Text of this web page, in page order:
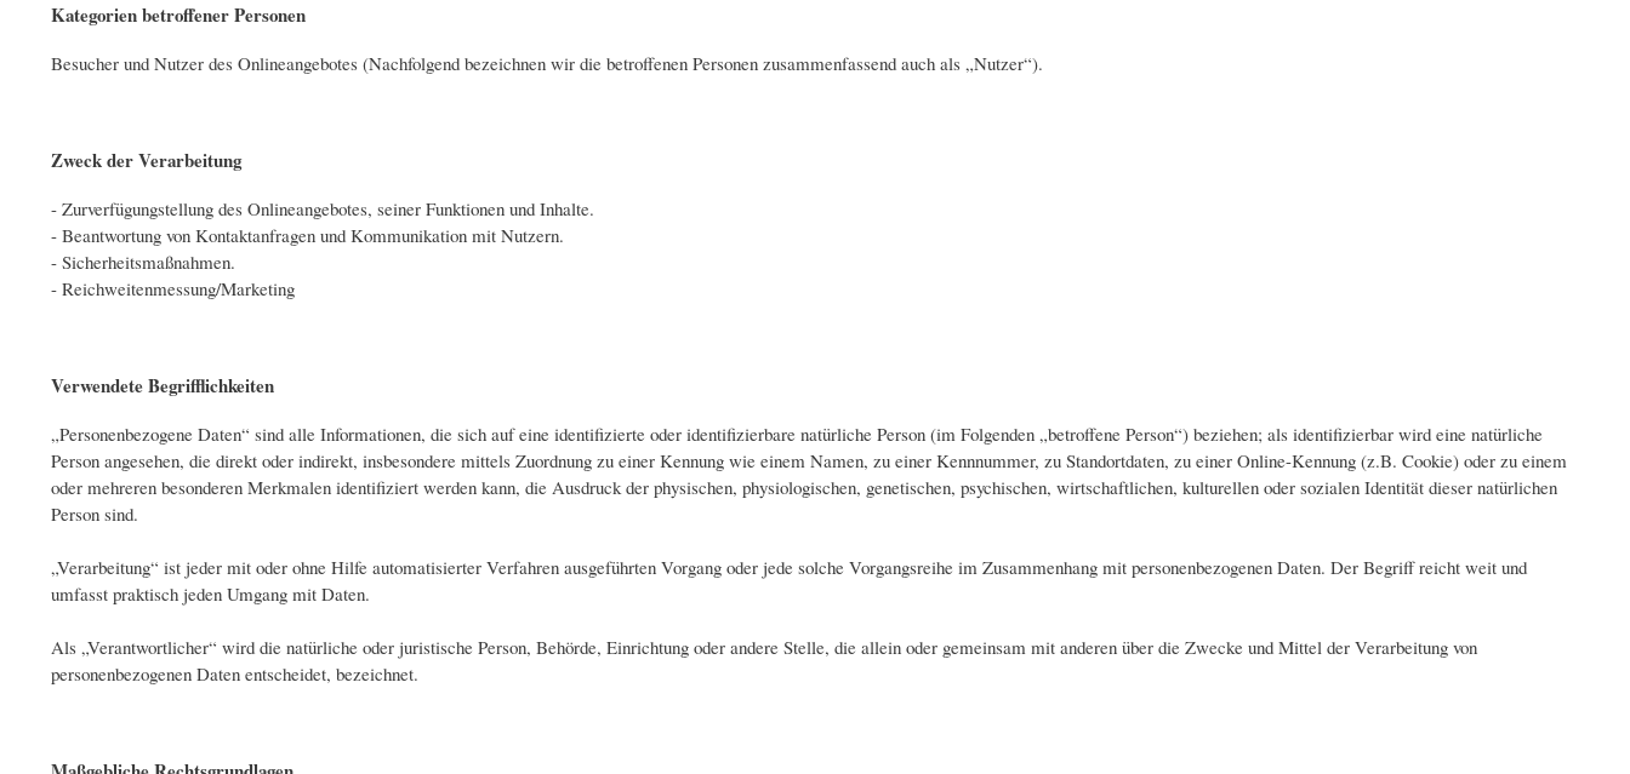
Kategorien betroffener Personen
Besucher und Nutzer des Onlineangebotes (Nachfolgend bezeichnen wir die betroffenen Personen zusammenfassend auch als „Nutzer“).
Zweck der Verarbeitung
- Zurverfügungstellung des Onlineangebotes, seiner Funktionen und Inhalte.
- Beantwortung von Kontaktanfragen und Kommunikation mit Nutzern.
- Sicherheitsmaßnahmen.
- Reichweitenmessung/Marketing
Verwendete Begrifflichkeiten
„Personenbezogene Daten“ sind alle Informationen, die sich auf eine identifizierte oder identifizierbare natürliche Person (im Folgenden „betroffene Person“) beziehen; als identifizierbar wird eine natürliche
Person angesehen, die direkt oder indirekt, insbesondere mittels Zuordnung zu einer Kennung wie einem Namen, zu einer Kennnummer, zu Standortdaten, zu einer Online-Kennung (z.B. Cookie) oder zu einem
oder mehreren besonderen Merkmalen identifiziert werden kann, die Ausdruck der physischen, physiologischen, genetischen, psychischen, wirtschaftlichen, kulturellen oder sozialen Identität dieser natürlichen
Person sind.
„Verarbeitung“ ist jeder mit oder ohne Hilfe automatisierter Verfahren ausgeführten Vorgang oder jede solche Vorgangsreihe im Zusammenhang mit personenbezogenen Daten. Der Begriff reicht weit und
umfasst praktisch jeden Umgang mit Daten.
Als „Verantwortlicher“ wird die natürliche oder juristische Person, Behörde, Einrichtung oder andere Stelle, die allein oder gemeinsam mit anderen über die Zwecke und Mittel der Verarbeitung von
personenbezogenen Daten entscheidet, bezeichnet.